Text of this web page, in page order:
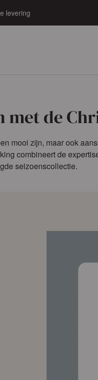
levering
de
mooi zijn, maar ook
combineert de
seizoenscollectie.